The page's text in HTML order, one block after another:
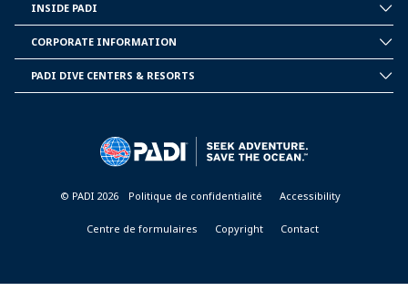
PADI
INSIDE PADI
INFORMATION
CORPORATE INFORMATION
PADI DIVE CENTERS & RESORTS
© PADI 2026 Politique de confidentialité Accessibility
Centre de formulaires Copyright Contact